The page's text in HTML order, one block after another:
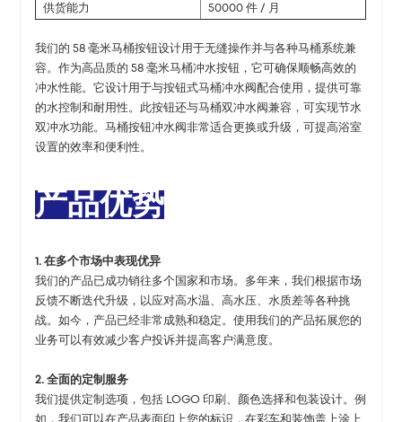
供货能力 50000 件 / 月
我们的 58 毫米马桶按钮设计用于无缝操作并与各种马桶系统兼
容。作为高品质的 58 毫米马桶冲水按钮，它可确保顺畅高效的
冲水性能。它设计用于与按钮式马桶冲水阀配合使用，提供可靠
的水控制和耐用性。此按钮还与马桶双冲水阀兼容，可实现节水
双冲水功能。马桶按钮冲水阀非常适合更换或升级，可提高浴室
设置的效率和便利性。
产品优势
1. 在多个市场中表现优异
我们的产品已成功销往多个国家和市场。多年来，我们根据市场
反馈不断迭代升级，以应对高水温、高水压、水质差等各种挑
战。如今，产品已经非常成熟和稳定。使用我们的产品拓展您的
业务可以有效减少客户投诉并提高客户满意度。
2. 全面的定制服务
我们提供定制选项，包括 LOGO 印刷、颜色选择和包装设计。例
如，我们可以在产品表面印上您的标识，在彩车和装饰盖上涂上